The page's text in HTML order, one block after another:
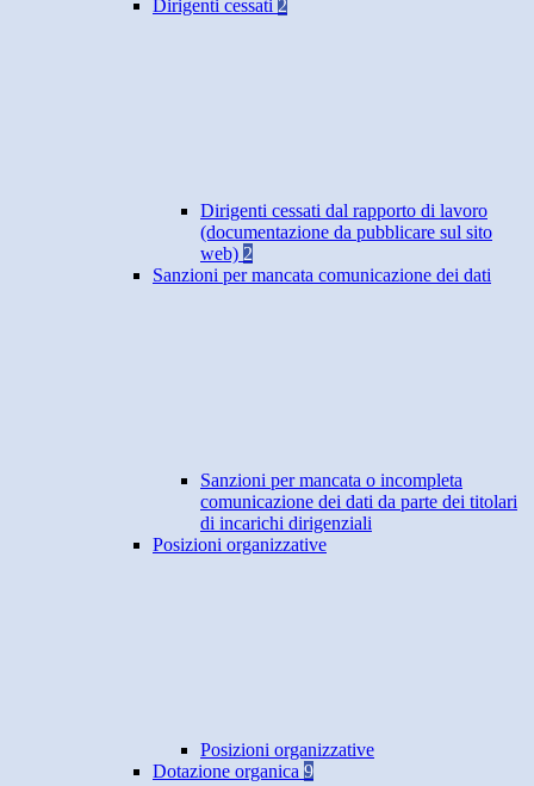
Dirigenti cessati 2
Dirigenti cessati dal rapporto di lavoro
(documentazione da pubblicare sul sito
web) 2
Sanzioni per mancata comunicazione dei dati
Sanzioni per mancata o incompleta
comunicazione dei dati da parte dei titolari
di incarichi dirigenziali
Posizioni organizzative
Posizioni organizzative
Dotazione organica 9